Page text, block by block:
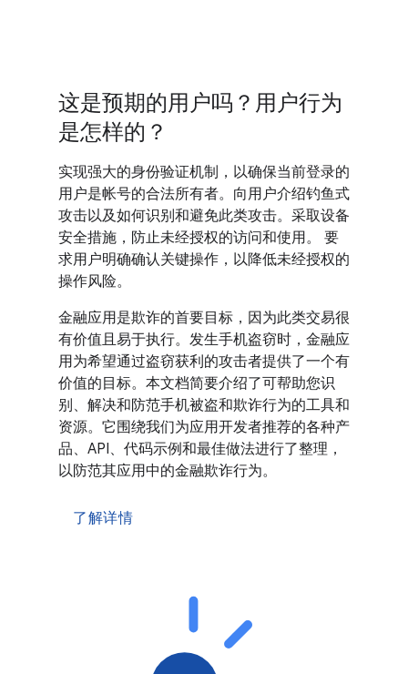
这是预期的用户吗？用户行为
是怎样的？
实现强大的身份验证机制，以确保当前登录的
用户是帐号的合法所有者。向用户介绍钓鱼式
攻击以及如何识别和避免此类攻击。采取设备
安全措施，防止未经授权的访问和使用。 要
求用户明确确认关键操作，以降低未经授权的
操作风险。
金融应用是欺诈的首要目标，因为此类交易很
有价值且易于执行。发生手机盗窃时，金融应
用为希望通过盗窃获利的攻击者提供了一个有
价值的目标。本文档简要介绍了可帮助您识
别、解决和防范手机被盗和欺诈行为的工具和
资源。它围绕我们为应用开发者推荐的各种产
品、API、代码示例和最佳做法进行了整理，
以防范其应用中的金融欺诈行为。
了解详情